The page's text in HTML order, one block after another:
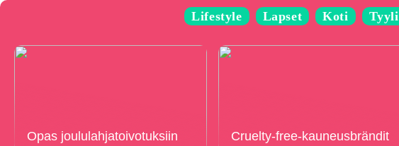
Lifestyle Lapset Koti Tyyli
Opas joululahjatoivotuksiin Cruelty-free-kauneusbrändit